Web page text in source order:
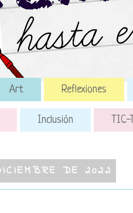
Art Reflexiones
Inclusión TIC-
DE 2022